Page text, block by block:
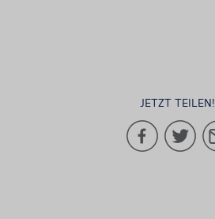
JETZT TEILEN!